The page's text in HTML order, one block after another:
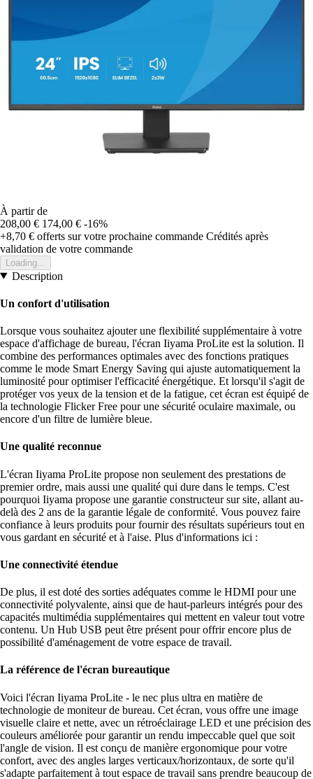
À partir de
208,00 € 174,00 € -16%
+8,70 € offerts sur votre prochaine commande Crédités après
validation de votre commande
Loading...
Description
Un confort d'utilisation
Lorsque vous souhaitez ajouter une flexibilité supplémentaire à votre
espace d'affichage de bureau, l'écran Iiyama ProLite est la solution. Il
combine des performances optimales avec des fonctions pratiques
comme le mode Smart Energy Saving qui ajuste automatiquement la
luminosité pour optimiser l'efficacité énergétique. Et lorsqu'il s'agit de
protéger vos yeux de la tension et de la fatigue, cet écran est équipé de
la technologie Flicker Free pour une sécurité oculaire maximale, ou
encore d'un filtre de lumière bleue.
Une qualité reconnue
L'écran Iiyama ProLite propose non seulement des prestations de
premier ordre, mais aussi une qualité qui dure dans le temps. C'est
pourquoi Iiyama propose une garantie constructeur sur site, allant au-
delà des 2 ans de la garantie légale de conformité. Vous pouvez faire
confiance à leurs produits pour fournir des résultats supérieurs tout en
vous gardant en sécurité et à l'aise. Plus d'informations ici :
Une connectivité étendue
De plus, il est doté des sorties adéquates comme le HDMI pour une
connectivité polyvalente, ainsi que de haut-parleurs intégrés pour des
capacités multimédia supplémentaires qui mettent en valeur tout votre
contenu. Un Hub USB peut être présent pour offrir encore plus de
possibilité d'aménagement de votre espace de travail.
La référence de l'écran bureautique
Voici l'écran Iiyama ProLite - le nec plus ultra en matière de
technologie de moniteur de bureau. Cet écran, vous offre une image
visuelle claire et nette, avec un rétroéclairage LED et une précision des
couleurs améliorée pour garantir un rendu impeccable quel que soit
l'angle de vision. Il est conçu de manière ergonomique pour votre
confort, avec des angles larges verticaux/horizontaux, de sorte qu'il
s'adapte parfaitement à tout espace de travail sans prendre beaucoup de